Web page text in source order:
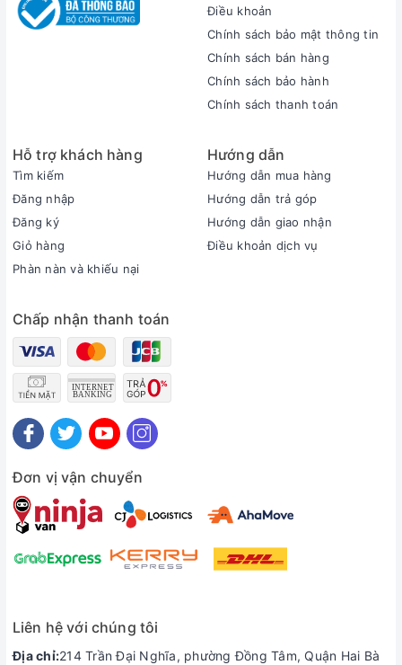
cũng khá bền bỉ bởi hai màng loa được làm từ thép, giúp bảo
vệ cho loa được tốt hơn.
Ngoài ra, phần vỏ bọc bên ngoài được làm từ cao su giả da,
giúp chiếc loa tạo được độ bám khi phát nhạc to loa sẽ không
tự chạy mà còn tăng độ thẩm mỹ cho loa. Phần dây đeo
được Marshall tặng kèm cũng có chất lượng khá tốt khi được
trong, giúp người dùng có cảm giác thoải mái khi cầm nắm.
Điều khoản
Chính sách bảo mật thông tin
Chính sách bán hàng
Chính sách bảo hành
Chính sách thanh toán
Hỗ trợ khách hàng
Tìm kiếm
Đăng nhập
Đăng ký
Giỏ hàng
Phàn nàn và khiếu nại
Hướng dẫn
Hướng dẫn mua hàng
Hướng dẫn trả góp
Hướng dẫn giao nhận
Điều khoản dịch vụ
Chấp nhận thanh toán
Đơn vị vận chuyển
Liên hệ với chúng tôi
Địa chỉ:214 Trần Đại Nghĩa, phường Đồng Tâm, Quận Hai Bà